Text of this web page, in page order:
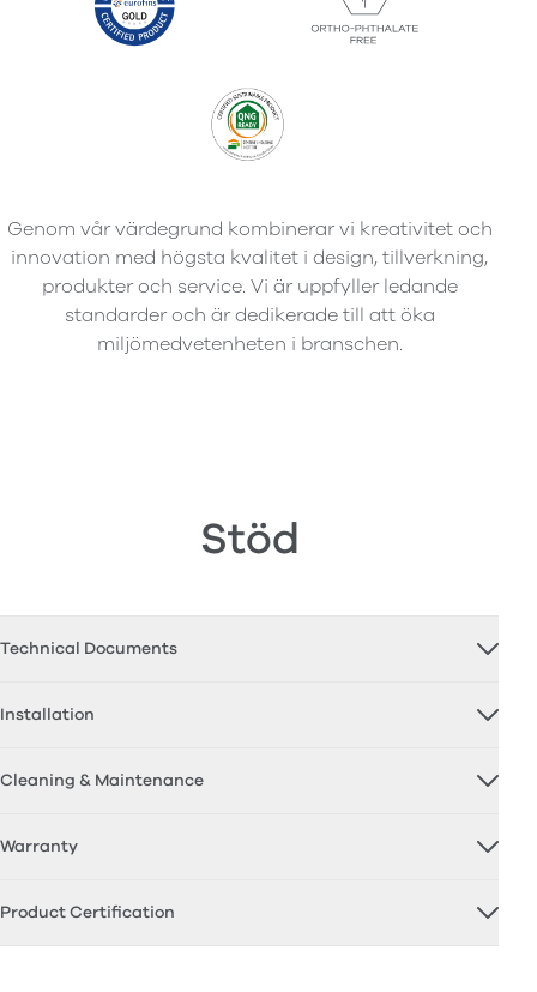
Genom vår värdegrund kombinerar vi kreativitet och
innovation med högsta kvalitet i design, tillverkning,
produkter och service. Vi är uppfyller ledande
standarder och är dedikerade till att öka
miljömedvetenheten i branschen.
Stöd
Technical Documents
Installation
Cleaning & Maintenance
Warranty
Product Certification